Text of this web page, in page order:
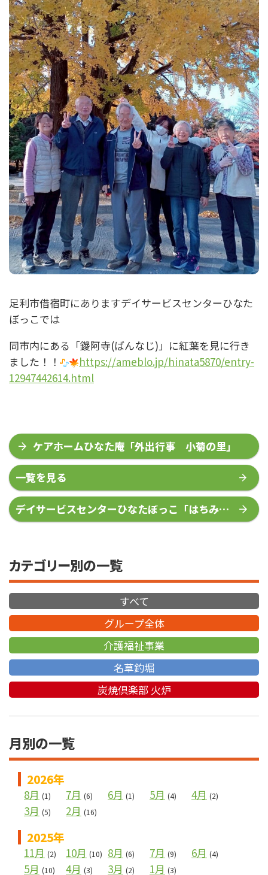
足利市借宿町にありますデイサービスセンターひなた
ぼっこでは
同市内にある「鑁阿寺(ばんなじ)」に紅葉を見に行き
ました！！
https://ameblo.jp/hinata5870/entry-
12947442614.html
ケアホームひなた庵「外出行事 小菊の里」
一覧を見る
デイサービスセンターひなたぼっこ「はちみつ
レモン作り」
カテゴリー別の一覧
すべて
グループ全体
介護福祉事業
名草釣堀
炭焼倶楽部 火炉
月別の一覧
2026年
8月 (1) 7月 (6) 6月 (1) 5月 (4) 4月 (2)
3月 (5) 2月 (16)
2025年
11月 (2) 10月 (10) 8月 (6) 7月 (9) 6月 (4)
5月 (10) 4月 (3) 3月 (2) 1月 (3)